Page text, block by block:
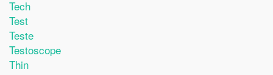
Tech
Test
Teste
Testoscope
Thin